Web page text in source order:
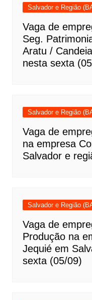
Salvador e Região
Vaga de
Seg.
Aratu /
nesta sexta
Salvador e Região
Vaga de
na empresa
Salvador e
Salvador e Região
Vaga de
Produção na
Jequié em
sexta (05/09)